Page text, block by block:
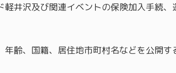
井沢及び関連イベントの保険加入手続、
齢、国籍、居住地市町村名などを公開す